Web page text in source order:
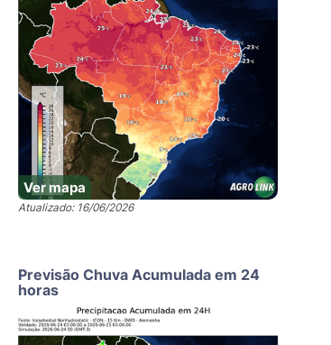
Ver mapa
Atualizado: 16/06/2026
Previsão Chuva Acumulada em 24
horas